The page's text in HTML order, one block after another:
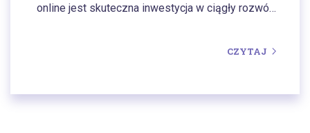
online jest skuteczna inwestycja w ciągły rozwój.
marketing cyfrowy. Jednakże to nie gwarantuje
CZYTAJ